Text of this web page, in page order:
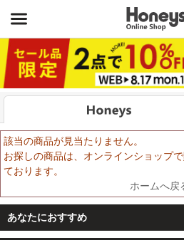
該当の商品が見当たりません。
お探しの商品は、オンラインショップ
ております。
ホームへ戻
あなたにおすすめ